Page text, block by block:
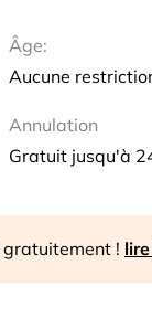
Âge:
Aucune
Annulation
Gratuit jusqu'à
gratuitement !